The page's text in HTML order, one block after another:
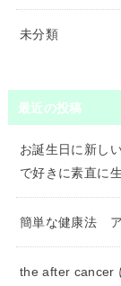
未分類
最近の投稿
お誕生日に新し
で好きに素直に
簡単な健康法
the after cancer